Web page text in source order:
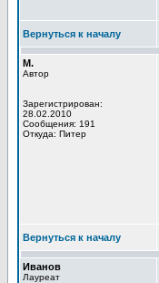
Вернуться к началу
М.
Автор
Зарегистрирован:
28.02.2010
Сообщения: 191
Откуда: Питер
Вернуться к началу
Иванов
Лауреат